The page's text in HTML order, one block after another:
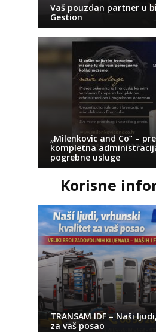
Vaš pouzdan partner u
Gestion
„Milenkovic and Co“ –
kompletna
pogrebne usluge
Korisne
TRANSAM IDF – Naši
za vaš posao